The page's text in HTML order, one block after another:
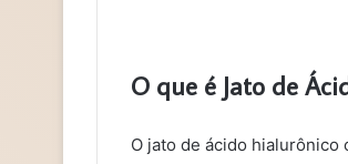
O que é Jato de
O jato de ácido